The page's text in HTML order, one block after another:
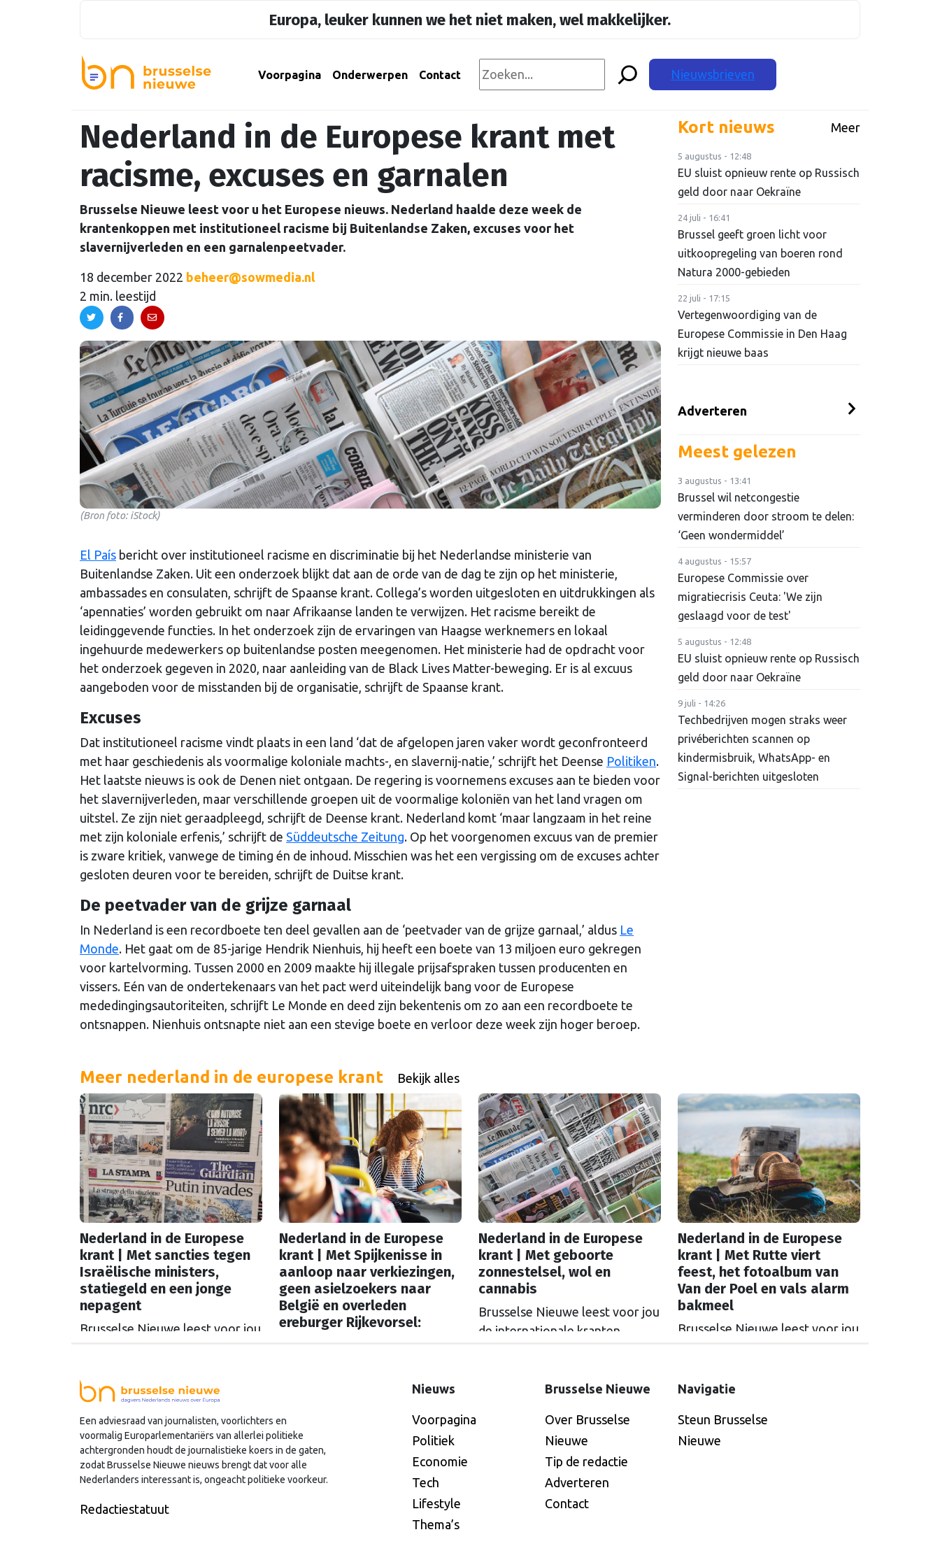
Europa, leuker kunnen we het niet maken, wel makkelijker.
Voorpagina Onderwerpen Contact Nieuwsbrieven
Nederland in de Europese krant met
racisme, excuses en garnalen
Brusselse Nieuwe leest voor u het Europese nieuws. Nederland haalde deze week de
krantenkoppen met institutioneel racisme bij Buitenlandse Zaken, excuses voor het
slavernijverleden en een garnalenpeetvader.
18 december 2022 beheer@sowmedia.nl
2 min. leestijd
(Bron foto: iStock)
El País bericht over institutioneel racisme en discriminatie bij het Nederlandse ministerie van
Buitenlandse Zaken. Uit een onderzoek blijkt dat aan de orde van de dag te zijn op het ministerie,
ambassades en consulaten, schrijft de Spaanse krant. Collega’s worden uitgesloten en uitdrukkingen als
‘apennaties’ worden gebruikt om naar Afrikaanse landen te verwijzen. Het racisme bereikt de
leidinggevende functies. In het onderzoek zijn de ervaringen van Haagse werknemers en lokaal
ingehuurde medewerkers op buitenlandse posten meegenomen. Het ministerie had de opdracht voor
het onderzoek gegeven in 2020, naar aanleiding van de Black Lives Matter-beweging. Er is al excuus
aangeboden voor de misstanden bij de organisatie, schrijft de Spaanse krant.
Excuses
Dat institutioneel racisme vindt plaats in een land ‘dat de afgelopen jaren vaker wordt geconfronteerd
met haar geschiedenis als voormalige koloniale machts-, en slavernij-natie,’ schrijft het Deense Politiken.
Het laatste nieuws is ook de Denen niet ontgaan. De regering is voornemens excuses aan te bieden voor
het slavernijverleden, maar verschillende groepen uit de voormalige koloniën van het land vragen om
uitstel. Ze zijn niet geraadpleegd, schrijft de Deense krant. Nederland komt ‘maar langzaam in het reine
met zijn koloniale erfenis,’ schrijft de Süddeutsche Zeitung. Op het voorgenomen excuus van de premier
is zware kritiek, vanwege de timing én de inhoud. Misschien was het een vergissing om de excuses achter
gesloten deuren voor te bereiden, schrijft de Duitse krant.
De peetvader van de grijze garnaal
In Nederland is een recordboete ten deel gevallen aan de ‘peetvader van de grijze garnaal,’ aldus Le
Monde. Het gaat om de 85-jarige Hendrik Nienhuis, hij heeft een boete van 13 miljoen euro gekregen
voor kartelvorming. Tussen 2000 en 2009 maakte hij illegale prijsafspraken tussen producenten en
vissers. Eén van de ondertekenaars van het pact werd uiteindelijk bang voor de Europese
mededingingsautoriteiten, schrijft Le Monde en deed zijn bekentenis om zo aan een recordboete te
ontsnappen. Nienhuis ontsnapte niet aan een stevige boete en verloor deze week zijn hoger beroep.
Kort nieuws Meer
5 augustus - 12:48
EU sluist opnieuw rente op Russisch
geld door naar Oekraïne
24 juli - 16:41
Brussel geeft groen licht voor
uitkoopregeling van boeren rond
Natura 2000-gebieden
22 juli - 17:15
Vertegenwoordiging van de
Europese Commissie in Den Haag
krijgt nieuwe baas
Adverteren
Meest gelezen
3 augustus - 13:41
Brussel wil netcongestie
verminderen door stroom te delen:
‘Geen wondermiddel’
4 augustus - 15:57
Europese Commissie over
migratiecrisis Ceuta: 'We zijn
geslaagd voor de test'
5 augustus - 12:48
EU sluist opnieuw rente op Russisch
geld door naar Oekraïne
9 juli - 14:26
Techbedrijven mogen straks weer
privéberichten scannen op
kindermisbruik, WhatsApp- en
Signal-berichten uitgesloten
Meer nederland in de europese krant Bekijk alles
Nederland in de Europese
krant | Met sancties tegen
Israëlische ministers,
statiegeld en een jonge
nepagent
Brusselse Nieuwe leest voor jou
week in de Europese krant?
Nederland in de Europese
krant | Met Spijkenisse in
aanloop naar verkiezingen,
geen asielzoekers naar
België en overleden
ereburger Rijkevorsel:
extreemrechtse kiezers zich
volgens Le Monde. In aanloop
naar de parlementsverkiezingen
van oktober sprak de Franse
krant inwoners van Spijkenisse
geslingerd tussen teleurstelling
Nederland in de Europese
krant | Met geboorte
zonnestelsel, wol en
cannabis
Brusselse Nieuwe leest voor jou
de internationale kranten.
Nederland in de Europese
krant | Met Rutte viert
feest, het fotoalbum van
Van der Poel en vals alarm
bakmeel
Brusselse Nieuwe leest voor jou
week in de Europese krant?
Een adviesraad van journalisten, voorlichters en
voormalig Europarlementariërs van allerlei politieke
achtergronden houdt de journalistieke koers in de gaten,
zodat Brusselse Nieuwe nieuws brengt dat voor alle
Nederlanders interessant is, ongeacht politieke voorkeur.
Redactiestatuut
Nieuws
Voorpagina
Politiek
Economie
Tech
Lifestyle
Thema’s
Brusselse Nieuwe
Over Brusselse
Nieuwe
Tip de redactie
Adverteren
Contact
Navigatie
Steun Brusselse
Nieuwe